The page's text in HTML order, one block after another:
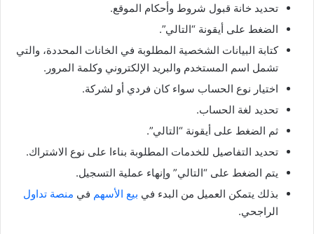
تحديد خانة قبول شروط وأحكام الموقع.
الضغط على أيقونة “التالي”.
كتابة البيانات الشخصية المطلوبة في الخانات المحددة، والتي
تشمل اسم المستخدم والبريد الإلكتروني وكلمة المرور.
اختيار نوع الحساب سواء كان فردي أو لشركة.
تحديد لغة الحساب.
ثم الضغط على أيقونة “التالي”.
تحديد التفاصيل للخدمات المطلوبة بناءا على نوع الاشتراك.
يتم الضغط على “التالي” وإنهاء عملية التسجيل.
بذلك يتمكن العميل من البدء في بيع الأسهم في منصة تداول
الراجحي.